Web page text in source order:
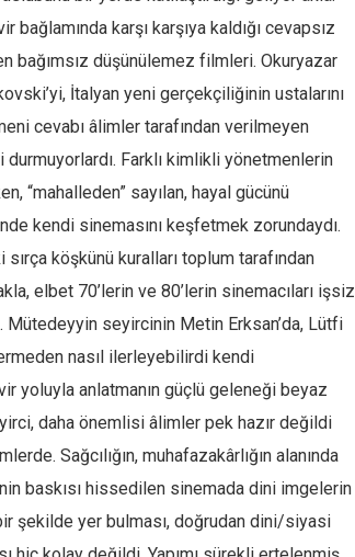
karşı karşıya kaldığı cevapsız
bağımsız düşünülemez filmleri. Okuryazar
İtalyan yeni gerçekçiliğinin ustalarını
cevabı âlimler tarafından verilmeyen
Farklı kimlikli yönetmenlerin
“mahalleden” sayılan, hayal gücünü
kendi sinemasını keşfetmek zorundaydı.
sırça köşkünü kuralları toplum tarafından
elbet 70’lerin ve 80’lerin sinemacıları işsiz
Mütedeyyin seyircinin Metin Erksan’da, Lütfi
nasıl ilerleyebilirdi kendi
yoluyla anlatmanın güçlü geleneği beyaz
daha önemlisi âlimler pek hazır değildi
Sağcılığın, muhafazakârlığın alanında
baskısı hissedilen sinemada dini imgelerin
şekilde yer bulması, doğrudan dini/siyasi